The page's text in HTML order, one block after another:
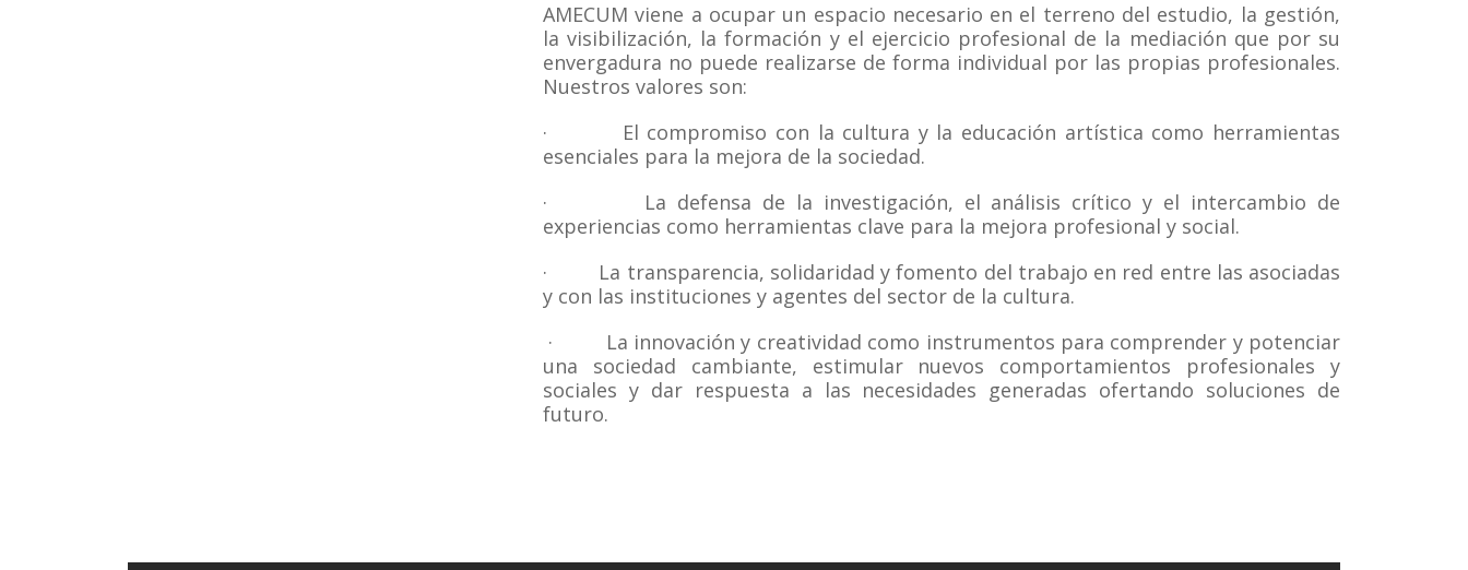
AMECUMviene a ocupar un espacio necesario en el terreno del estudio, la gestión,
la visibilización, la formación y el ejercicio profesional de la mediación que por su
envergadura no puede realizarse de forma individual por las propias profesionales.
Nuestros valores son:
· El compromiso con la cultura y la educación artística como herramientas
esenciales para la mejora de la sociedad.
· La defensa de la investigación, el análisis crítico y el intercambio de
experiencias como herramientas clave para la mejora profesional y social.
· La transparencia, solidaridad y fomento del trabajo en red entre las asociadas
y con las instituciones y agentes del sector de la cultura.
· La innovación y creatividad como instrumentos para comprender y potenciar
una sociedad cambiante, estimular nuevos comportamientos profesionales y
sociales y dar respuesta a las necesidades generadas ofertando soluciones de
futuro.